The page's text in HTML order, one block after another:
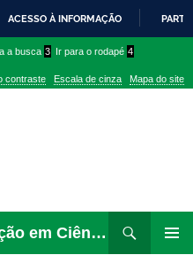
ACESSO À INFORMAÇÃO
a busca 3 Ir para o rodapé 4
contraste Escala de cinza Mapa do site
Programa de Pós Graduação em Ciências Biológicas
para